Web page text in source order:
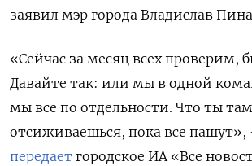
заявил мэр города Владислав
«Сейчас за месяц всех проверим,
Давайте так: или мы в одной
мы все по отдельности. Что ты
отсиживаешься, пока все пашут»,
передает городское ИА «Все